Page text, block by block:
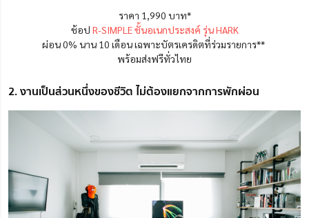
ราคา 1,990 บาท*
ช้อป R-SIMPLE ชั้นอเนกประสงค์ รุ่น HARK
ผ่อน 0% นาน 10 เดือน เฉพาะบัตรเครดิตที่ร่วมรายการ**
พร้อมส่งฟรีทั่วไทย
2. งานเป็นส่วนหนึ่งของชีวิต ไม่ต้องแยกจากการพักผ่อน